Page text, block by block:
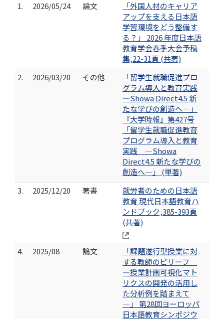
1.
2026/05/24 論文
「外国人材のキャリア
アップを支える日本語
学習環境をどう整備す
る？」 2026 年度日本語
教育学会春季大会予稿
集,22-31頁 (共著)
2.
2026/03/20 その他
「留学生就職促進プロ
グラム導入と教育実践
―Showa Direct4.5 新
たな学びの創造へ―」
『大学時報』第427号
「留学生就職促進教育
プログラム導入と教育
実践 ―Showa
Direct4.5 新たな学びの
創造へ―」 (単著)
3.
2025/12/20 著書
就労者のための日本語
教育 現代日本語教育ハ
ンドブック,385-393頁
(共著)
4. 2025/08 論文
「課題遂行型授業に対
する教師のビリーフ
―授業計画可視化マト
リクスの開発の活用し
た分析例を踏まえて
―」 第28回ヨーロッパ
日本語教育シンポジウ